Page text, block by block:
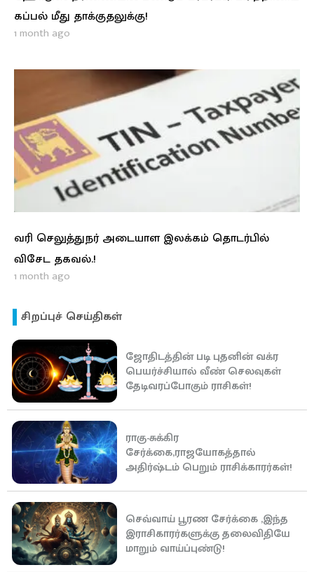
கப்பல் மீது தாக்குதலுக்கு!
1 month ago
வரி செலுத்துநர் அடையாள இலக்கம் தொடர்பில்
விசேட தகவல்.!
1 month ago
சிறப்புச் செய்திகள்
ஜோதிடத்தின் படி புதனின் வக்ர
பெயர்ச்சியால் வீண் செலவுகள்
தேடிவரப்போகும் ராசிகள்!
ராகு-சுக்கிர
சேர்க்கை,ராஜயோகத்தால்
அதிர்ஷ்டம் பெறும் ராசிக்காரர்கள்!
செவ்வாய் பூரண சேர்க்கை ,இந்த
இராசிகாரர்களுக்கு தலைவிதியே
மாறும் வாய்ப்புண்டு!